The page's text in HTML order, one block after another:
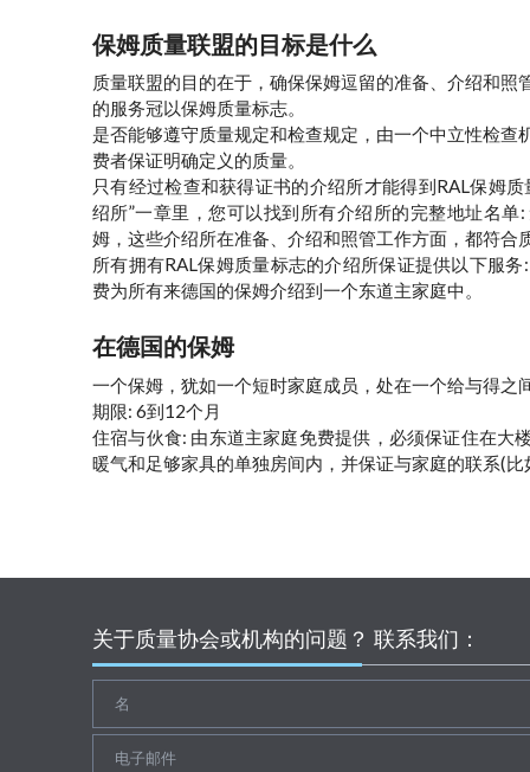
保姆质量联盟的目标是什么
质量联盟的目的在于，确保保姆逗留的准备、介绍和照
的服务冠以保姆质量标志。
是否能够遵守质量规定和检查规定，由一个中立性检查
费者保证明确定义的质量。
只有经过检查和获得证书的介绍所才能得到RAL保姆
绍所”一章里，您可以找到所有介绍所的完整地址名单
姆，这些介绍所在准备、介绍和照管工作方面，都符合
所有拥有RAL保姆质量标志的介绍所保证提供以下服
费为所有来德国的保姆介绍到一个东道主家庭中。
在德国的保姆
一个保姆，犹如一个短时家庭成员，处在一个给与得之
期限: 6到12个月
住宿与伙食: 由东道主家庭免费提供，必须保证住在大
暖气和足够家具的单独房间内，并保证与家庭的联系(比
关于质量协会或机构的问题？ 联系我们：